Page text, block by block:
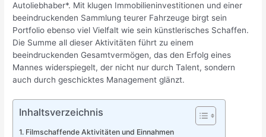
Autoliebhaber*. Mit klugen Immobilieninvestitionen und einer
beeindruckenden Sammlung teurer Fahrzeuge birgt sein
Portfolio ebenso viel Vielfalt wie sein künstlerisches Schaffen.
Die Summe all dieser Aktivitäten führt zu einem
beeindruckenden Gesamtvermögen, das den Erfolg eines
Mannes widerspiegelt, der nicht nur durch Talent, sondern
auch durch geschicktes Management glänzt.
Inhaltsverzeichnis
Filmschaffende Aktivitäten und Einnahmen